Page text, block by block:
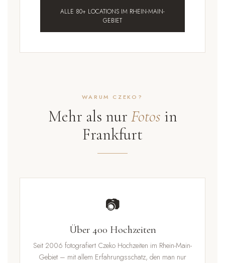
ALLE 80+ LOCATIONS IM RHEIN-MAIN-
GEBIET
WARUM CZEKO?
Mehr als nur Fotos in
Frankfurt
📷
Über 400 Hochzeiten
Seit 2006 fotografiert Czeko Hochzeiten im Rhein-Main-
Gebiet – mit allem Erfahrungsschatz, den man nur